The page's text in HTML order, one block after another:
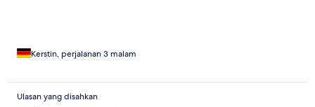
Kerstin, perjalanan 3 malam
Ulasan yang disahkan